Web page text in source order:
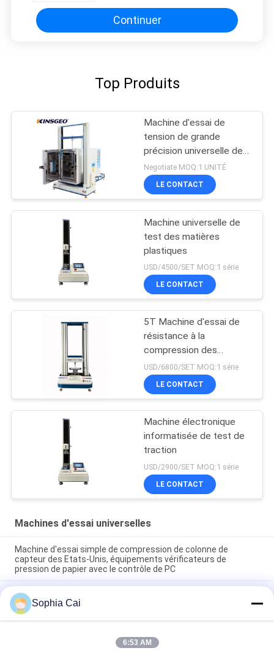
méthode
Continuer
Top Produits
Machine d'essai de
tension de grande
précision universelle de
la machine 2000KN
d'essai de Digital
Negotiate MOQ:1 UNITÉ
LE CONTACT
Machine universelle de
test des matières
plastiques
USD/4500/SET MOQ:1 série
LE CONTACT
5T Machine d'essai de
résistance à la
compression des
matériaux
USD/6800/SET MOQ:1 série
LE CONTACT
Machine électronique
informatisée de test de
traction
USD/2900/SET MOQ:1 série
LE CONTACT
Machines d'essai universelles
Machine d'essai simple de compression de colonne de
capteur des Etats-Unis, équipements vérificateurs de
pression de papier avec le contrôle de PC
Machines d'essai universelles de colonne de double de moteur
à courant alternatif Pour le plastique/caoutchouc/tissu avec
la garantie de 1 an
machines d'essai de la température haute-basse de la
vitesse 1~500mm/min/appareil de contrôle universels
Sophia Cai
6:53 AM